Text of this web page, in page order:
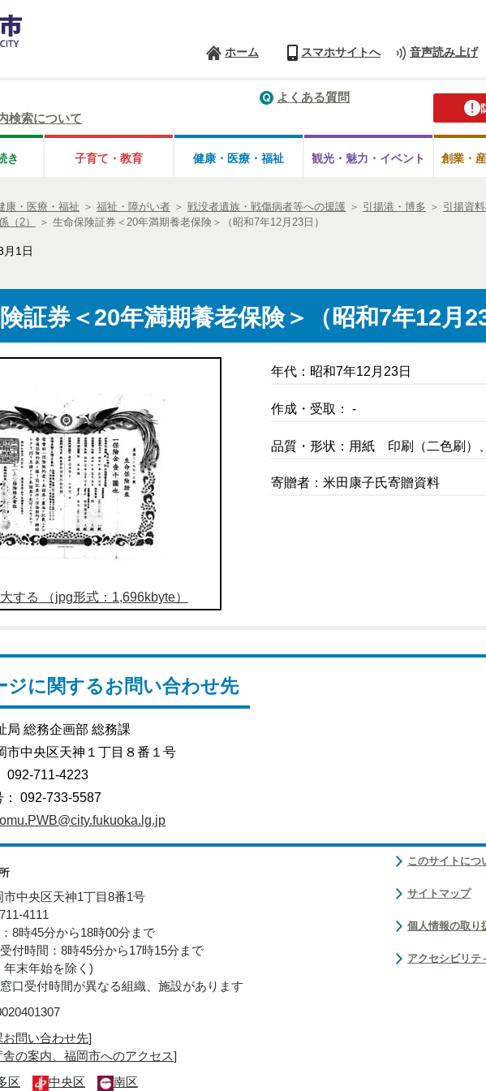
ホーム スマホサイトへ 音声読み上げ
よくある質問
検索について
き 子育て・教育 健康・医療・ 福祉 観光・魅力・ イベント 創業・
康・医療・福祉 ＞ 福祉・障がい者 ＞ 戦没者遺族・戦傷病者等への援護 ＞ 引揚港・博多 ＞ 引揚資料
（2）
＞ 生命保険証券＜20年満期養老保険＞（昭和7年12月23日）
月1日
証券＜20年満期養老保険＞（昭和7年12月23
する （jpg形式：1,696kbyte）
年代：昭和7年12月23日
作成・受取： -
品質・形状：用紙 印刷（二色刷）
寄贈者：米田康子氏寄贈資料
ジに関するお問い合わせ先
局 総務企画部 総務課
市中央区天神１丁目８番１号
092-711-4223
： 092-733-5587
市中央区天神1丁目8番1号
4111
8時45分から18時00分まで
付時間：8時45分から17時15分まで
年末年始を除く)
口受付時間が異なる組織、施設があります
問い合わせ先]
の案内、福岡市へのアクセス]
区 中央区 南区
このサイトにつ
サイトマップ
個人情報の取り
アクセシビリテ